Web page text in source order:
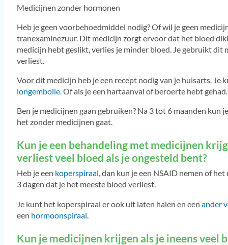
Medicijnen zonder hormonen
Heb je geen voorbehoedmiddel nodig? Of wil je geen
tranexaminezuur. Dit medicijn zorgt ervoor dat het bloed
medicijn hebt geslikt, verlies je minder bloed. Je gebruikt dit
verliest.
Voor dit medicijn heb je een recept nodig van je huisarts. Je
longembolie. Of als je een hartaanval of beroerte hebt
Ben je medicijnen gaan gebruiken? Na 3 tot 6 maanden kun
het zonder medicijnen gaat.
Kun je een behandeling met medicijnen
verliest veel bloed als je ongesteld bent?
Heb je een koperspiraal, dan kun je een NSAID nemen of
3 dagen dat je het meeste bloed verliest.
Je kunt het koperspiraal er ook uit laten halen en een ander
een hormoonspiraal
Kun je medicijnen krijgen als je ineens veel